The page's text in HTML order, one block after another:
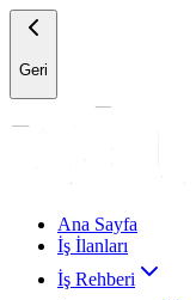
Geri
Ana Sayfa
İş İlanları
İş Rehberi